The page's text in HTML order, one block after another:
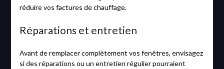
réduire vos factures de chauffage.
Réparations et entretien
Avant de remplacer complètement vos fenêtres, envisagez
si des réparations ou un entretien régulier pourraient